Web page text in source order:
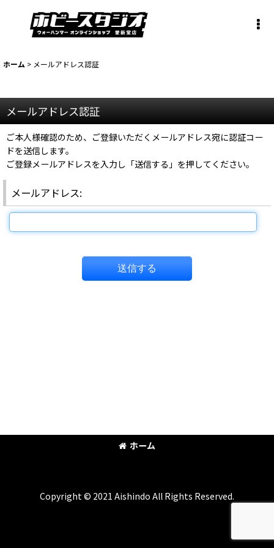
ホーム > メールアドレス認証
メールアドレス認証
ご本人様確認のため、ご登録いただくメールアドレス宛に認証コー
ドを送信します。
ご登録メールアドレスを入力し「送信する」を押してください。
メールアドレス:
送信する
ホーム
Copyright © 2021 Aishindo All Rights Reserved.